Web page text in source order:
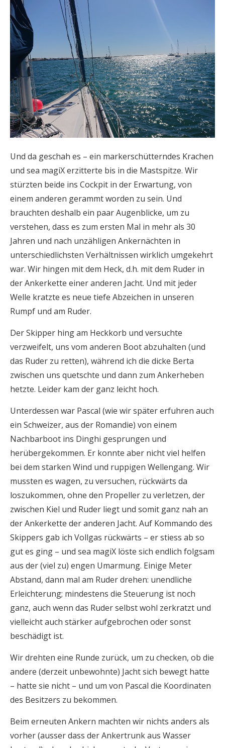
Und da geschah es – ein markerschütterndes Krachen
und sea magiX erzitterte bis in die Mastspitze. Wir
stürzten beide ins Cockpit in der Erwartung, von
einem anderen gerammt worden zu sein. Und
brauchten deshalb ein paar Augenblicke, um zu
verstehen, dass es zum ersten Mal in mehr als 30
Jahren und nach unzähligen Ankernächten in
unterschiedlichsten Verhältnissen wirklich umgekehrt
war. Wir hingen mit dem Heck, d.h. mit dem Ruder in
der Ankerkette einer anderen Jacht. Und mit jeder
Welle kratzte es neue tiefe Abzeichen in unseren
Rumpf und am Ruder.
Der Skipper hing am Heckkorb und versuchte
verzweifelt, uns vom anderen Boot abzuhalten (und
das Ruder zu retten), während ich die dicke Berta
zwischen uns quetschte und dann zum Ankerheben
hetzte. Leider kam der ganz leicht hoch.
Unterdessen war Pascal (wie wir später erfuhren auch
ein Schweizer, aus der Romandie) von einem
Nachbarboot ins Dinghi gesprungen und
herübergekommen. Er konnte aber nicht viel helfen
bei dem starken Wind und ruppigen Wellengang. Wir
mussten es wagen, zu versuchen, rückwärts da
loszukommen, ohne den Propeller zu verletzen, der
zwischen Kiel und Ruder liegt und somit ganz nah an
der Ankerkette der anderen Jacht. Auf Kommando des
Skippers gab ich Vollgas rückwärts – er stiess ab so
gut es ging – und sea magiX löste sich endlich folgsam
aus der (viel zu) engen Umarmung. Einige Meter
Abstand, dann mal am Ruder drehen: unendliche
Erleichterung; mindestens die Steuerung ist noch
ganz, auch wenn das Ruder selbst wohl zerkratzt und
vielleicht auch stärker aufgebrochen oder sonst
beschädigt ist.
Wir drehten eine Runde zurück, um zu checken, ob die
andere (derzeit unbewohnte) Jacht sich bewegt hatte
– hatte sie nicht – und um von Pascal die Koordinaten
des Besitzers zu bekommen.
Beim erneuten Ankern machten wir nichts anders als
vorher (ausser dass der Ankertrunk aus Wasser